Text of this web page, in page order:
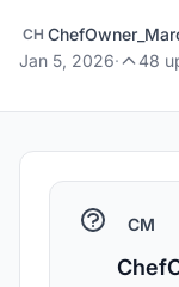
CH
Jan 5, 2026· 48
CM